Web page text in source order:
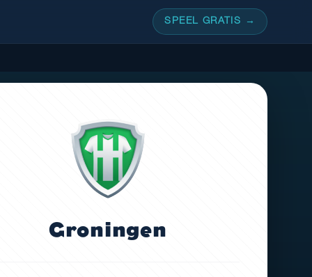
SPEEL GRATIS →
Groningen